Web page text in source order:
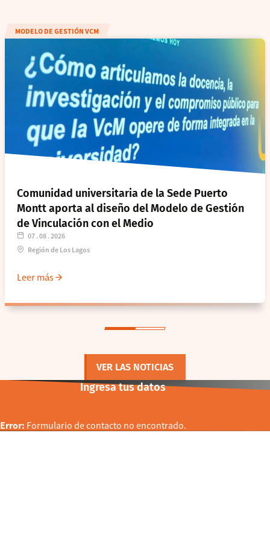
MODELO DE GESTIÓN VCM
07 . 08 . 2026
Región de Los Lagos
Comunidad universitaria de la Sede Puerto
Montt aporta al diseño del Modelo de Gestión
de Vinculación con el Medio
Leer más
VER LAS NOTICIAS
Ingresa tus datos
Error: Formulario de contacto no encontrado.